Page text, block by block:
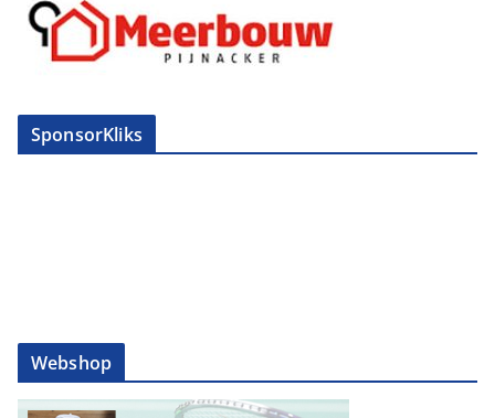
SponsorKliks
Webshop